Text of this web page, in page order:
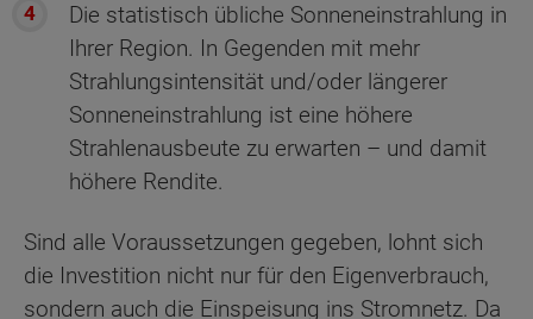
Die statistisch übliche Sonneneinstrahlung in
Ihrer Region. In Gegenden mit mehr
Strahlungsintensität und/oder längerer
Sonneneinstrahlung ist eine höhere
Strahlenausbeute zu erwarten – und damit
höhere Rendite.
Sind alle Voraussetzungen gegeben, lohnt sich
die Investition nicht nur für den Eigenverbrauch,
sondern auch die Einspeisung ins Stromnetz. Da